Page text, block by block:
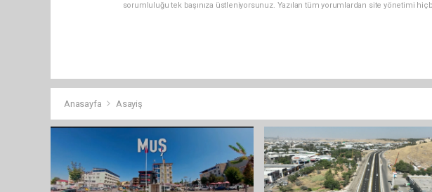
sorumluluğu tek başınıza üstleniyorsunuz. Yazılan tüm yorumlardan site yönetimi
Anasayfa Asayiş